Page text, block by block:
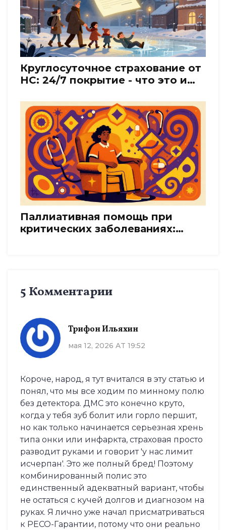
Круглосуточное страхование от
НС: 24/7 покрытие - что это и
Паллиативная помощь при
критических заболеваниях:
5 Комментарии
Трифон Ильяхин
мая 12, 2026 AT 19:52
Короче, народ, я тут вчитался в эту статью и
понял, что мы все ходим по минному полю
без детектора. ДМС это конечно круто,
когда у тебя зуб болит или горло першит,
но как только начинается серьезная хрень
типа онки или инфаркта, страховая просто
разводит руками и говорит 'у нас лимит
исчерпан'. Это же полный бред! Поэтому
комбинированный полис это
единственный адекватный вариант, чтобы
не остаться с кучей долгов и диагнозом на
руках. Я лично уже начал присматриваться
к РЕСО-Гарантии, потому что они реально